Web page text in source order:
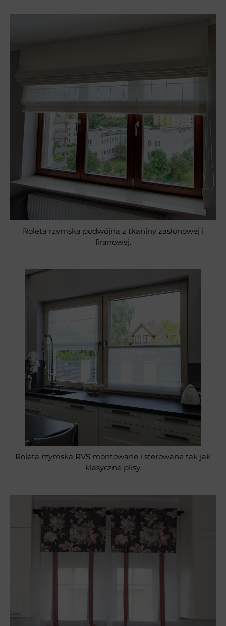
Roleta rzymska podwójna z tkaniny zasłonowej i
firanowej.
Roleta rzymska RVS montowane i sterowane tak jak
klasyczne plisy.